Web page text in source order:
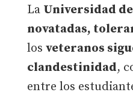
La Universidad
novatadas,
los veteranos
clandestinidad,
entre los